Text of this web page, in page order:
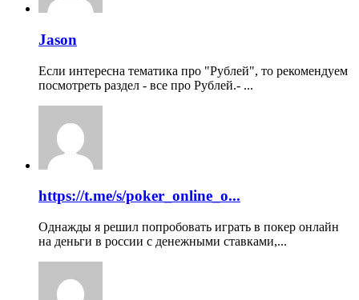
Jason
Если интересна тематика про "Рублей", то рекомендуем
посмотреть раздел - все про Рублей.- ...
https://t.me/s/poker_online_o...
Однажды я решил попробовать играть в покер онлайн
на деньги в россии с денежными ставками,...